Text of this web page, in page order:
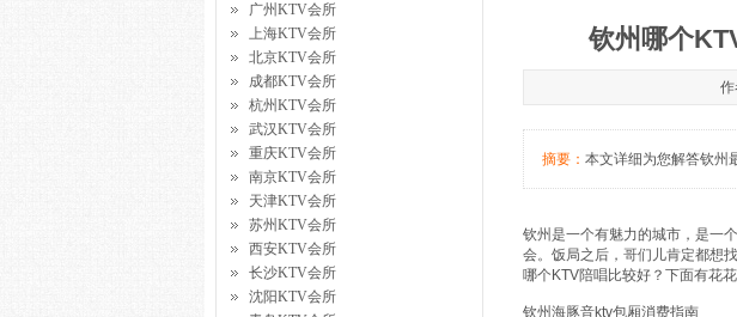
钦州哪个
摘要： 本文详细为您解答钦州
钦州是一个有魅力的城市，是一
会。饭局之后，哥们儿肯定都想
哪个KTV陪唱比较好？下面有花
钦州海豚音ktv包厢消费指南
广州KTV会所
上海KTV会所
北京KTV会所
成都KTV会所
杭州KTV会所
武汉KTV会所
重庆KTV会所
南京KTV会所
天津KTV会所
苏州KTV会所
西安KTV会所
长沙KTV会所
沈阳KTV会所